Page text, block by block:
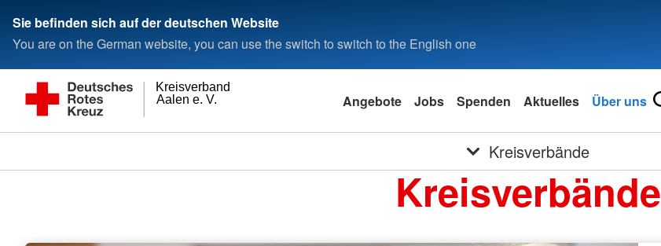
Sie befinden sich auf der deutschen Website
You are on the German website, you can use the switch to switch to the English one
Aalen e. V.
Kreisverband
Angebote Jobs Spenden Aktuelles Über uns
Kreisverbände
Kreisverbände